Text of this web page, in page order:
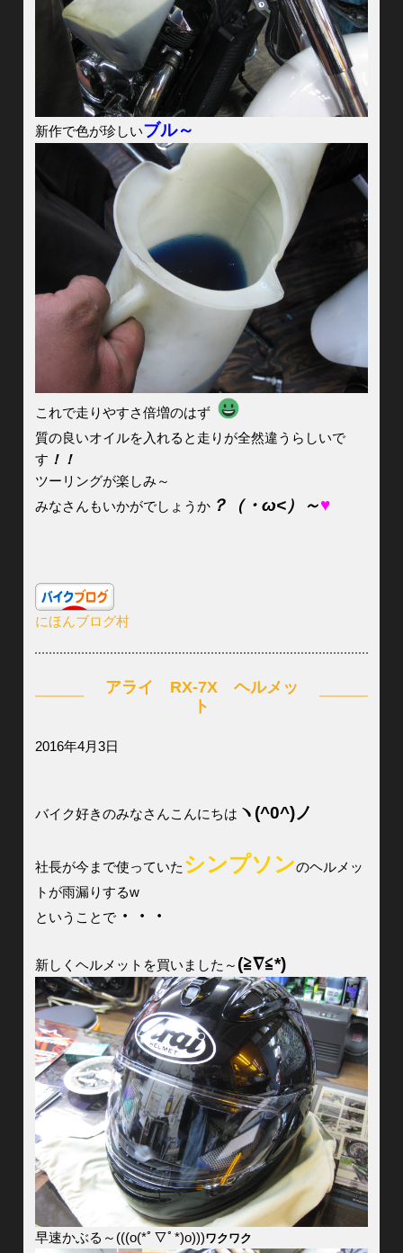
新作で色が珍しいブル～
これで走りやすさ倍増のはず
質の良いオイルを入れると走りが全然違うらしいで
す ！！
ツーリングが楽しみ～
みなさんもいかがでしょうか？（・ω<）～♥
にほんブログ村
アライ RX-7X ヘルメッ
ト
2016年4月3日
バイク好きのみなさんこんにちは ヽ(^0^)ノ
社長が今まで使っていた シンプソンのヘルメッ
トが雨漏りするw
ということで・・・
新しくヘルメットを買いました～ (≧∇≦*)
早速かぶる～(((o(*ﾟ▽ﾟ*)o)))ワクワク